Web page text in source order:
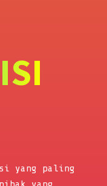
yang paling